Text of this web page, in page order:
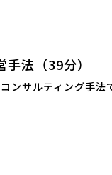
法（39分）
ンサルティング手